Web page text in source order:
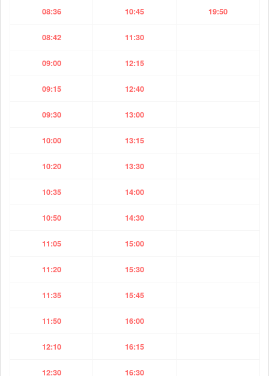
08:36 10:45 19:50
08:42 11:30
09:00 12:15
09:15 12:40
09:30 13:00
10:00 13:15
10:20 13:30
10:35 14:00
10:50 14:30
11:05 15:00
11:20 15:30
11:35 15:45
11:50 16:00
12:10 16:15
12:30 16:30